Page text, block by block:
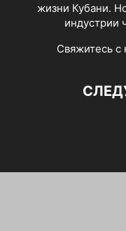
жизни Кубани.
индустрии
Свяжитесь с